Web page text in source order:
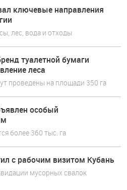
ключевые направления
лес, вода и отходы
туалетной бумаги
леса
проведены на площади 350 га
особый
более 360 тыс. га
с рабочим визитом Кубань
мусорных свалок